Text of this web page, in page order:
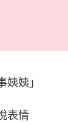
姨姨」
表情